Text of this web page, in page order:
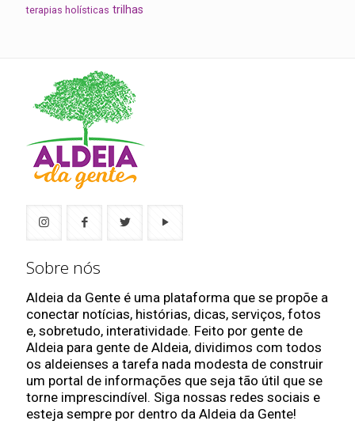
terapias holísticas trilhas
Sobre nós
Aldeia da Gente é uma plataforma que se propõe a
conectar notícias, histórias, dicas, serviços, fotos
e, sobretudo, interatividade. Feito por gente de
Aldeia para gente de Aldeia, dividimos com todos
os aldeienses a tarefa nada modesta de construir
um portal de informações que seja tão útil que se
torne imprescindível. Siga nossas redes sociais e
esteja sempre por dentro da Aldeia da Gente!